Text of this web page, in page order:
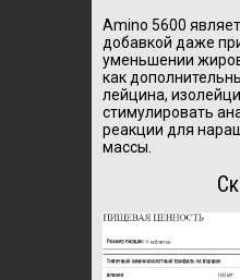
Amino 5600
добавкой даже
уменьшении
как
лейцина,
стимулировать
реакции для
массы.